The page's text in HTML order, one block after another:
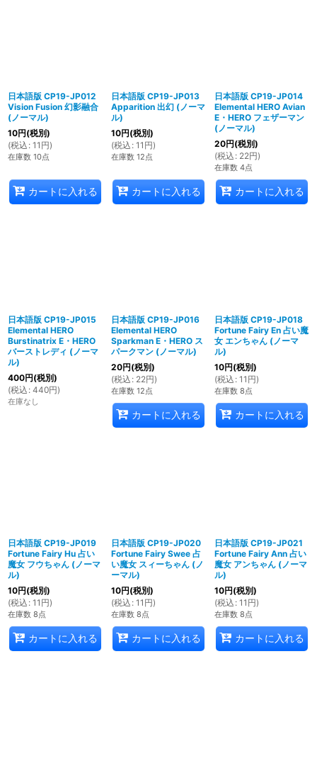
日本語版 CP19-JP012
Vision Fusion 幻影融合
(ノーマル)
10円(税別)
(税込 : 11 円)
在庫数 10点
カートに入れる
日本語版 CP19-JP013
Apparition 出幻 (ノーマ
ル)
10円(税別)
(税込 : 11 円)
在庫数 12点
カートに入れる
日本語版 CP19-JP014
Elemental HERO Avian
E・HERO フェザーマン
(ノーマル)
20円(税別)
(税込 : 22円)
在庫数 4点
カートに入れる
日本語版 CP19-JP015
Elemental HERO
Burstinatrix E・HERO
バーストレディ (ノーマ
ル)
400円(税別)
(税込 : 440円)
在庫なし
日本語版 CP19-JP016
Elemental HERO
Sparkman E・HERO ス
パークマン (ノーマル)
20円(税別)
(税込 : 22円)
在庫数 12点
カートに入れる
日本語版 CP19-JP018
Fortune Fairy En 占い魔
女 エンちゃん (ノーマ
ル)
10円(税別)
(税込 : 11 円)
在庫数 8点
カートに入れる
日本語版 CP19-JP019
Fortune Fairy Hu 占い
魔女 フウちゃん (ノーマ
ル)
10円(税別)
(税込 : 11 円)
在庫数 8点
カートに入れる
日本語版 CP19-JP020
Fortune Fairy Swee 占
い魔女 スィーちゃん (ノ
ーマル)
10円(税別)
(税込 : 11 円)
在庫数 8点
カートに入れる
日本語版 CP19-JP021
Fortune Fairy Ann 占い
魔女 アンちゃん (ノーマ
ル)
10円(税別)
(税込 : 11 円)
在庫数 8点
カートに入れる